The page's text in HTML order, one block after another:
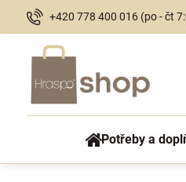
+420 778 400 016 (po - čt
Potřeby a